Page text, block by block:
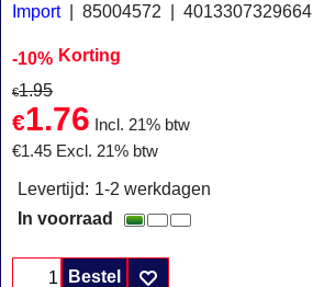
Import 85004572 4013307329664
-10% Korting
€1.95
€1.76
Incl. 21% btw
€1.45 Excl. 21% btw
Levertijd: 1-2 werkdagen
In voorraad
Bestel